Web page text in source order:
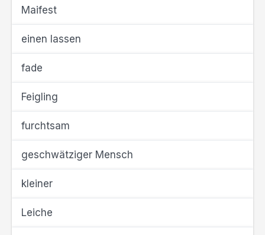
Maifest
einen lassen
fade
Feigling
furchtsam
geschwätziger Mensch
kleiner
Leiche